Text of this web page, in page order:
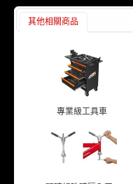
其他相關商品
專業級工具車